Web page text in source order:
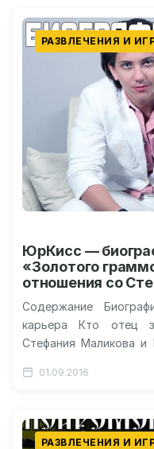
РАЗВЛЕЧЕНИЯ И
ЮрКисс —
«Золотого
отношения со
Содержание
карьера Кто отец
Стефания Маликова
отношения со
01.09.2016
РАЗВЛЕЧЕНИЯ И